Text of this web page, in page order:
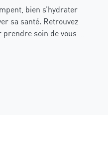
bien s’hydrater
sa santé. Retrouvez
soin de vous et